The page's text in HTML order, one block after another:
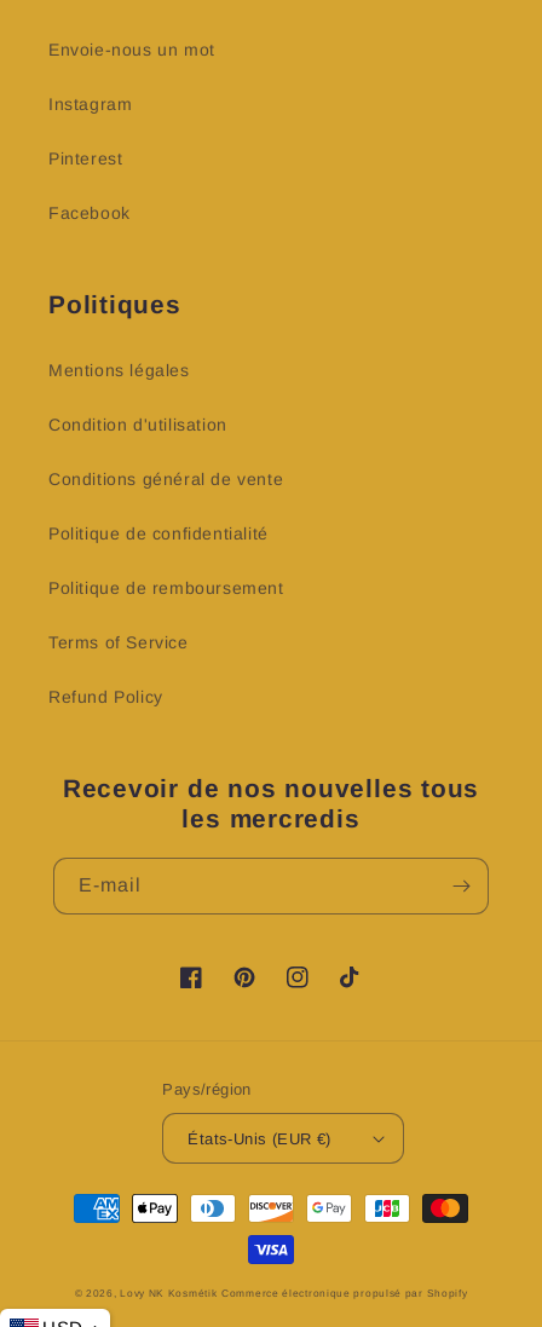
Envoie-nous un mot
Instagram
Pinterest
Facebook
Politiques
Mentions légales
Condition d'utilisation
Conditions général de vente
Politique de confidentialité
Politique de remboursement
Terms of Service
Refund Policy
Recevoir de nos nouvelles tous
les mercredis
E-mail
https://www.facebook.com/profile.php?
https://www.pinterest.fr/
https://www.instagram.com/
TikTok
Pays/région
États-Unis (EUR €)
Moyens
© 2026,Lovy NK Kosmétik Commerce électronique propulsé par Shopify